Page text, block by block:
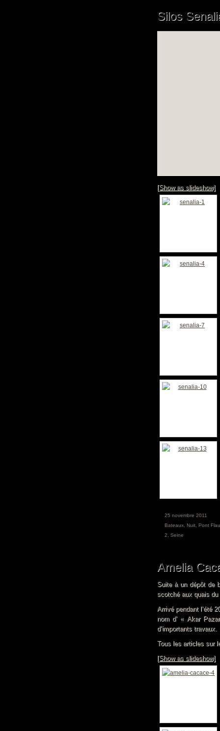
Silos
[Show as slideshow]
25 novembre 2011
Bateaux Nuit Pont
2
Seine
Amelia
Suite à un dépôt de
scotché aux quais du
Arrivé pendant l’été
nom d’ « Akar
d’importants travaux.
Tous les articles sur
[Show as slideshow]